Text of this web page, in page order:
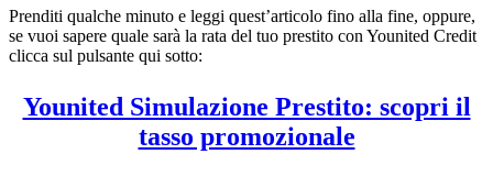
Prenditi qualche minuto e leggi quest’articolo fino alla fine, oppure,
se vuoi sapere quale sarà la rata del tuo prestito con Younited Credit
clicca sul pulsante qui sotto:
Younited Simulazione Prestito: scopri il
tasso promozionale